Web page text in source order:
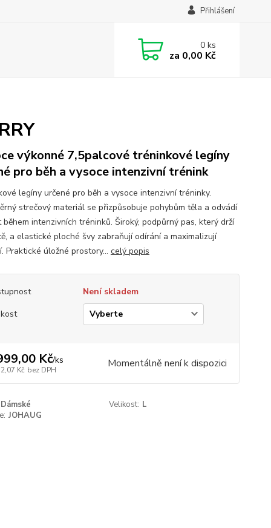
Přihlášení
0ks
za 0,00 Kč
výkonné 7,5palcové tréninkové legíny
pro běh a vysoce intenzivní trénink
legíny určené pro běh a vysoce intenzivní tréninky.
strečový materiál se přizpůsobuje pohybům těla a odvádí
během intenzivních tréninků. Široký, podpůrný pas, který drží
a elastické ploché švy zabraňují odírání a maximalizují
Praktické úložné prostory... celý popis
Není skladem
Kč/ks
Kč bez DPH Momentálně není k dispozici
Dámské Velikost: L
JOHAUG